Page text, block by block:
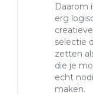
Daarom
erg
selectie
zetten
die je
echt
maken.